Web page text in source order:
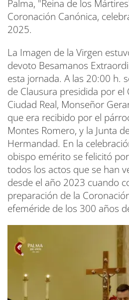
Palma, "Reina de los
Coronación Canónica,
2025.
La Imagen de la Virgen
devoto Besamanos
esta jornada. A las 20:00 h.
de Clausura presidida por
Ciudad Real, Monseñor
que era recibido por el
Montes Romero, y la Junta
Hermandad. En la
obispo emérito se felicitó
todos los actos que se han
desde el año 2023 cuando
preparación de la
efeméride de los 300 años